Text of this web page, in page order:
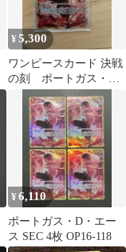
¥5,300
ワンピースカード 決戦
の刻 ポートガス・
D・エース SEC
¥6,110
ポートガス・D・エー
ス SEC 4枚 OP16-118